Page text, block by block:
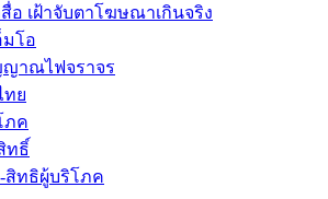
อ เฝ้าจับตาโฆษณาเกินจริง
มโอ
าณไฟจราจร
ทย
ภค
ทธิ์
สิทธิผู้บริโภค